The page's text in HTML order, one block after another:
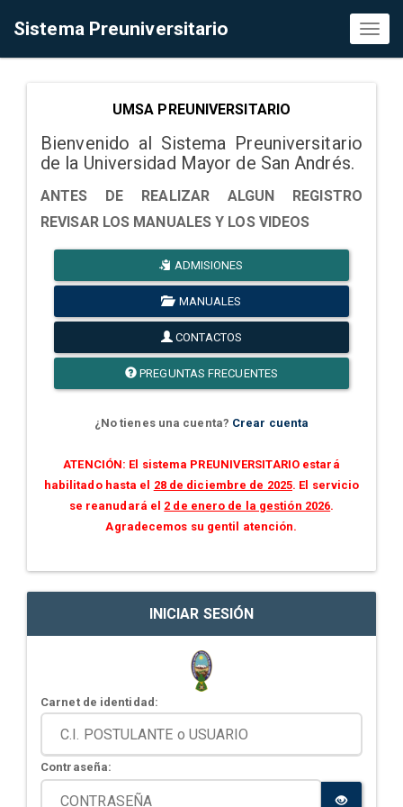
Sistema Preuniversitario
UMSA PREUNIVERSITARIO
Bienvenido al Sistema Preuniversitario
de la Universidad Mayor de San Andrés.
ANTES DE REALIZAR ALGUN REGISTRO
REVISAR LOS MANUALES Y LOS VIDEOS
ADMISIONES
MANUALES
CONTACTOS
PREGUNTAS FRECUENTES
¿No tienes una cuenta? Crear cuenta
ATENCIÓN: El sistema PREUNIVERSITARIO estará
habilitado hasta el 28 de diciembre de 2025. El servicio
se reanudará el 2 de enero de la gestión 2026.
Agradecemos su gentil atención.
INICIAR SESIÓN
Carnet de identidad:
Contraseña: